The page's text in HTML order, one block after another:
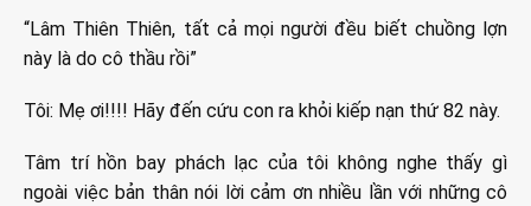
“Lâm Thiên Thiên, tất cả mọi người đều biết chuồng lợn
này là do cô thầu rồi”
Tôi: Mẹ ơi!!!! Hãy đến cứu con ra khỏi kiếp nạn thứ 82 này.
Tâm trí hồn bay phách lạc của tôi không nghe thấy gì
ngoài việc bản thân nói lời cảm ơn nhiều lần với những cô